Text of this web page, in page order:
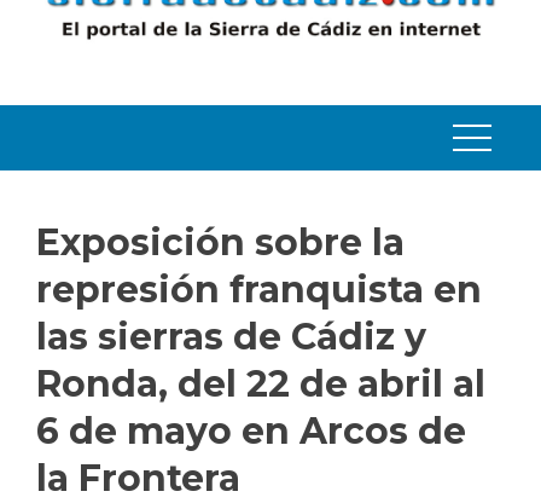
Exposición sobre la
represión franquista en
las sierras de Cádiz y
Ronda, del 22 de abril al
6 de mayo en Arcos de
la Frontera